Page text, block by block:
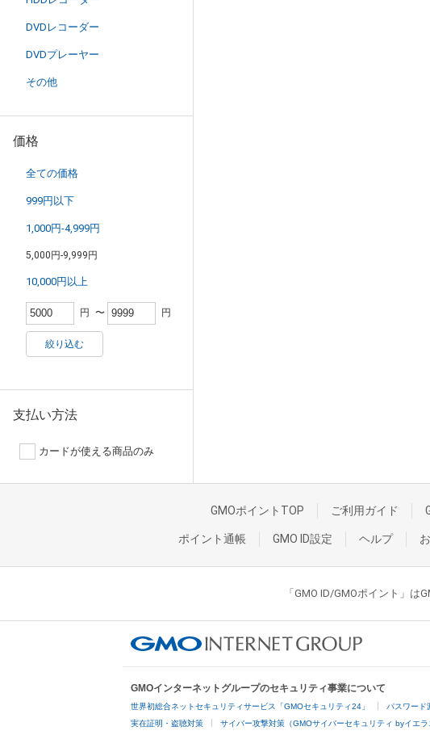
DVDレコーダー
DVDプレーヤー
その他
価格
全ての価格
999円以下
1,000円-4,999円
5,000円-9,999円
10,000円以上
円 〜 円
絞り込む
支払い方法
カードが使える商品のみ
GMOポイントTOP ご利用ガイド
ポイント通帳 GMO ID設定 ヘルプ
「GMO ID/GMOポイント」は
GMOインターネットグループのセキュリティ事業について
世界初総合ネットセキュリティサービス「GMOセキュリティ24」 パスワード
実在証明・盗聴対策 サイバー攻撃対策（GMOサイバーセキュリティ byイエラ